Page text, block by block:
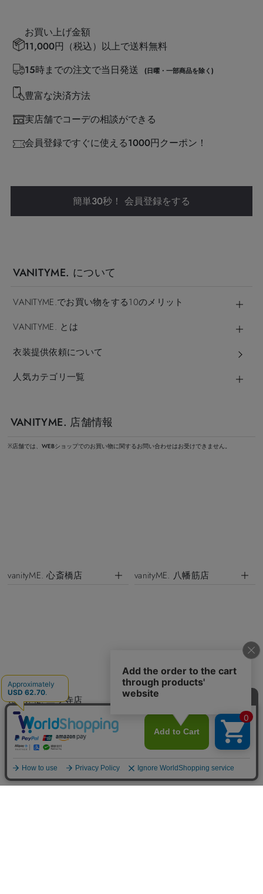
お買い上げ金額
11,000円（税込）以上で送料無料
15時までの注文で当日発送
(日曜・一部商品を除く)
豊富な決済方法
実店舗でコーデの相談ができる
会員登録ですぐに使える1000円クーポン！
簡単30秒！ 会員登録をする
VANITYME. について
VANITYME.でお買い物をする10のメリット
VANITYME. とは
衣装提供依頼について
人気カテゴリ一覧
VANITYME. 店舗情報
※店舗では、WEBショップでのお買い物に関するお問い合わせはお受けできません。
vanityME. 心斎橋店 vanityME. 八幡筋店
vanityME. 三ツ寺店 vanityME. 北新地店
店舗一覧の紹介ページを見る